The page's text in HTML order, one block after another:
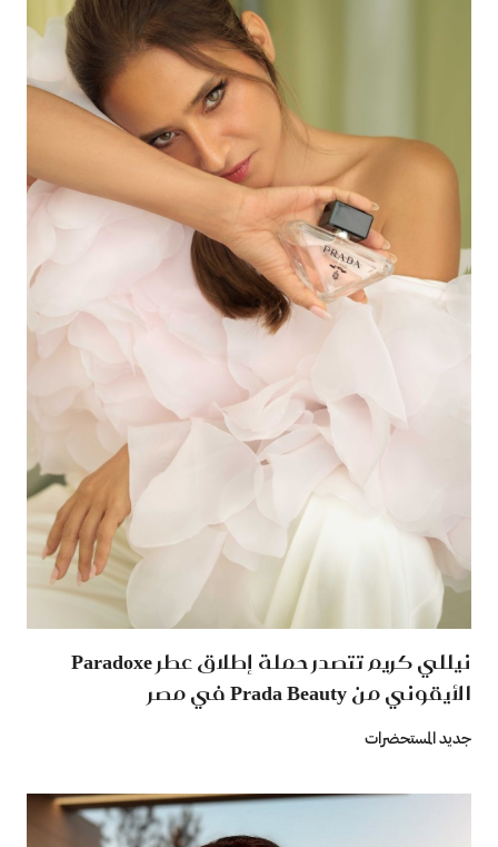
نيللي كريم تتصدر حملة إطلاق عطر Paradoxe
الأيقوني من Prada Beauty في مصر
جديد المستحضرات